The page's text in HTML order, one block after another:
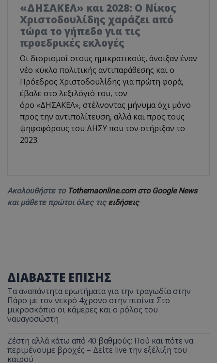
«ΔΗΣΑΚΕΛ» και 2028: Ο Νίκος
Χριστοδουλίδης χαράζει από
τώρα το γήπεδο για τις
προεδρικές εκλογές
Οι διορισμοί στους ημικρατικούς, άνοιξαν έναν
νέο κύκλο πολιτικής αντιπαράθεσης και ο
Πρόεδρος Χριστοδουλίδης για πρώτη φορά,
έβαλε στο λεξιλόγιό του, τον
όρο «ΔΗΣΑΚΕΛ», στέλνοντας μήνυμα όχι μόνο
προς την αντιπολίτευση, αλλά και προς τους
ψηφοφόρους του ΔΗΣΥ που τον στήριξαν το
2023.
Ακολουθήστε το Tothemaonline.com στο Google News
και μάθετε πρώτοι όλες τις ειδήσεις
ΔΙΑΒΑΣΤΕ ΕΠΙΣΗΣ
Τα αναπάντητα ερωτήματα για την τραγωδία στην
Πάρο με τον νεκρό 4χρονο στην πισίνα: Στο
μικροσκόπιο οι κάμερες και ο ρόλος του
ναυαγοσώστη
Ζέστη αλλά κάτω από 40 βαθμούς: Πού και πότε να
περιμένουμε βροχές – Δείτε live την εξέλιξη του
καιρού